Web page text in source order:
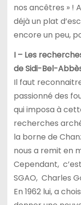
nos ancêtres » !
déjà un plat
encore un peu,
I – Les
de Sidi-Bel-
Il faut
passionné des
qui imposa à
recherches
la borne de
nous a remit en
Cependant,
SGAO, Charles
En 1962 lui, a